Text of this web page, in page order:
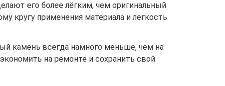
его более лёгким, чем оригинальный
кругу применения материала и лёгкость
камень всегда намного меньше, чем на
на ремонте и сохранить свой